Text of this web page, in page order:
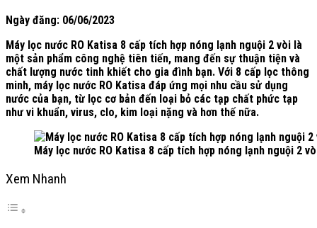
Ngày đăng: 06/06/2023
Máy lọc nước RO Katisa 8 cấp tích hợp nóng lạnh nguội 2 vòi là
một sản phẩm công nghệ tiên tiến, mang đến sự thuận tiện và
chất lượng nước tinh khiết cho gia đình bạn. Với 8 cấp lọc thông
minh, máy lọc nước RO Katisa đáp ứng mọi nhu cầu sử dụng
nước của bạn, từ lọc cơ bản đến loại bỏ các tạp chất phức tạp
như vi khuẩn, virus, clo, kim loại nặng và hơn thế nữa.
Máy lọc nước RO Katisa 8 cấp tích hợp nóng lạnh nguội 2
Xem Nhanh